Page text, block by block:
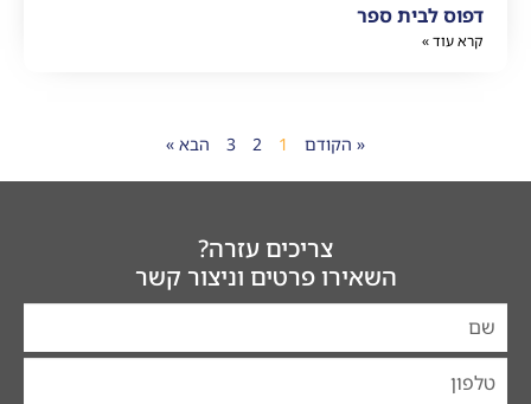
דפוס לבית ספר
קרא עוד »
« הקודם 1
2
3 הבא »
צריכים עזרה?
השאירו פרטים וניצור קשר